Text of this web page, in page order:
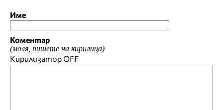
Име
Коментар
(моля, пишете на кирилица)
КирилизаторOFF